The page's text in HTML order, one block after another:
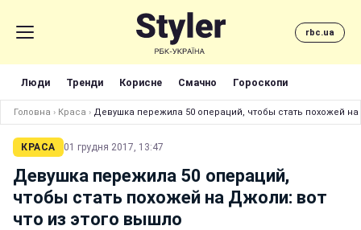
rbc.ua
Люди Тренди Корисне Смачно Гороскопи
Головна › Краса › Девушка пережила 50 операций, чтобы стать похожей
КРАСА 01 грудня 2017, 13:47
Девушка пережила 50 операций,
чтобы стать похожей на Джоли: вот
что из этого вышло